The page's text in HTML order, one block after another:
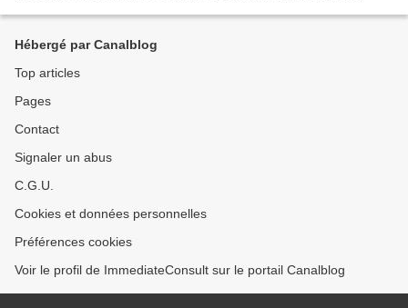
Hébergé par Canalblog
Top articles
Pages
Contact
Signaler un abus
C.G.U.
Cookies et données personnelles
Préférences cookies
Voir le profil de ImmediateConsult sur le portail Canalblog